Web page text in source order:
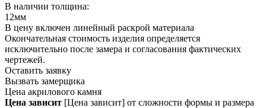
В наличии толщина:
12мм
В цену включен линейный раскрой материала
Окончательная стоимость изделия определяется
исключительно после замера и согласования фактических
чертежей.
Оставить заявку
Вызвать замерщика
Цена акрилового камня
Цена зависит [Цена зависит] от сложности формы и размера